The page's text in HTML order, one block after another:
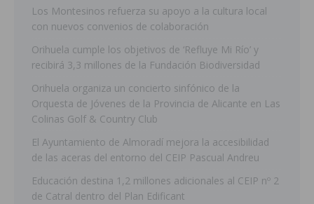
Los Montesinos refuerza su apoyo a la cultura local
con nuevos convenios de colaboración
Orihuela cumple los objetivos de ‘Refluye Mi Río’ y
recibirá 3,3 millones de la Fundación Biodiversidad
Orihuela organiza un concierto sinfónico de la
Orquesta de Jóvenes de la Provincia de Alicante en Las
Colinas Golf & Country Club
El Ayuntamiento de Almoradí mejora la accesibilidad
de las aceras del entorno del CEIP Pascual Andreu
Educación destina 1,2 millones adicionales al CEIP nº 2
de Catral dentro del Plan Edificant